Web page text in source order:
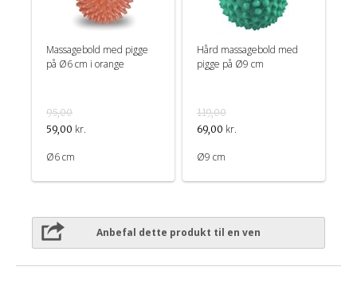
Massagebold med pigge
på Ø6 cm i orange
95,00
59,00 kr.
Ø6 cm
Hård massagebold med
pigge på Ø9 cm
119,00
69,00 kr.
Ø9 cm
Anbefal dette produkt til en ven